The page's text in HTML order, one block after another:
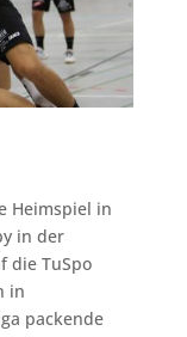
Heimspiel in
in der
die TuSpo
in
packende